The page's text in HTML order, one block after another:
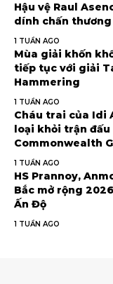
Hậu vệ Raul
dính chấn thương
1 TUẦN AGO
Mùa giải khốn
tiếp tục với giải
Hammering
1 TUẦN AGO
Cháu trai của Idi
loại khỏi trận đấu
Commonwealth
1 TUẦN AGO
HS Prannoy,
Bắc mở rộng
Ấn Độ
1 TUẦN AGO